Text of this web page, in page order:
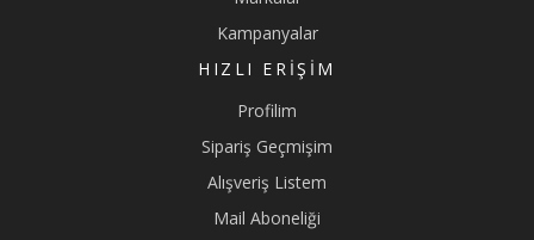
Kampanyalar
HIZLI ERIŞIM
Profilim
Sipariş Geçmişim
Alışveriş Listem
Mail Aboneliği